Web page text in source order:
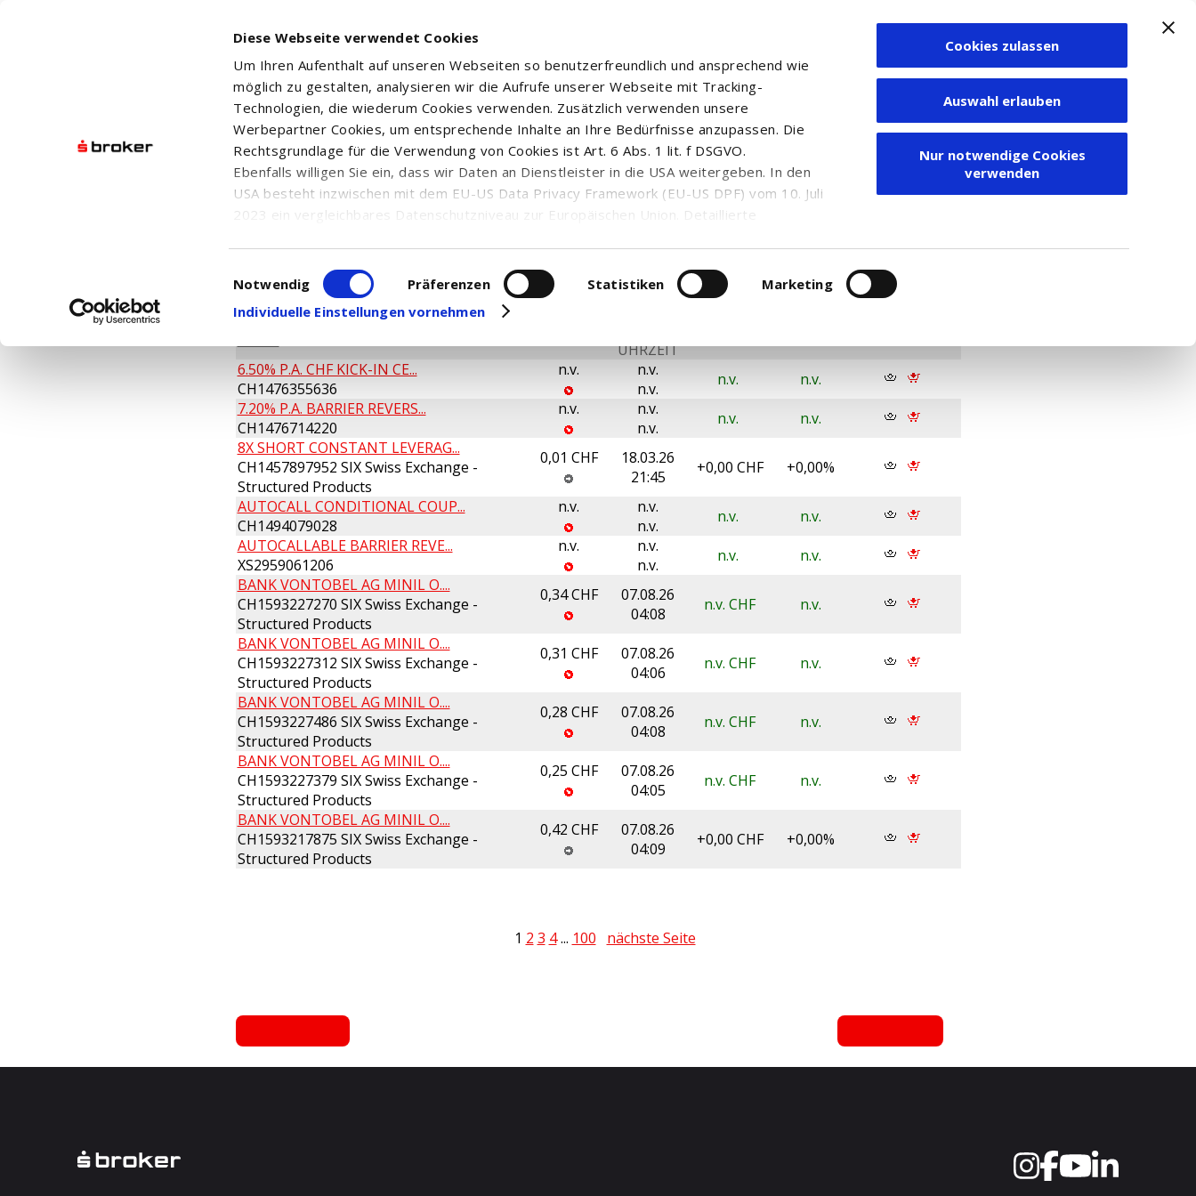
Diese Webseite verwendet Cookies
Um Ihren Aufenthalt auf unseren Webseiten so benutzerfreundlich und ansprechend wie
möglich zu gestalten, analysieren wir die Aufrufe unserer Webseite mit Tracking-
Technologien, die wiederum Cookies verwenden. Zusätzlich verwenden unsere
Werbepartner Cookies, um entsprechende Inhalte an Ihre Bedürfnisse anzupassen. Die
Rechtsgrundlage für die Verwendung von Cookies ist Art. 6 Abs. 1 lit. f DSGVO.
Ebenfalls willigen Sie ein, dass wir Daten an Dienstleister in die USA weitergeben. In den
USA besteht inzwischen mit dem EU-US Data Privacy Framework (EU-US DPF) vom 10. Juli
2023 ein vergleichbares Datenschutzniveau zur Europäischen Union. Detaillierte
in den USA, finden Sie auf unserer Seite zumDatenschutz. Dort können Sie Ihre
Einwilligung auch jederzeit widerrufen oder anpassen.
Einwilligungsauswahl
Notwendig Präferenzen Statistiken
Marketing
Individuelle Einstellungen vornehmen
Cookies zulassen
Auswahl erlauben
Nur notwendige Cookies
verwenden
Zum Depot
Suchergebnis
UHRZEIT
6.50% P.A. CHF KICK-IN CE...
CH1476355636
n.v.
n.v.
n.v.
n.v.
n.v.
7.20% P.A. BARRIER REVERS...
CH1476714220
n.v.
n.v.
n.v.
n.v.
n.v.
8X SHORT CONSTANT LEVERAG...
CH1457897952 SIX Swiss Exchange -
Structured Products
0,01 CHF
18.03.26
21:45
+0,00 CHF
+0,00%
AUTOCALL CONDITIONAL COUP...
CH1494079028
n.v.
n.v.
n.v.
n.v.
n.v.
AUTOCALLABLE BARRIER REVE...
XS2959061206
n.v.
n.v.
n.v.
n.v.
n.v.
BANK VONTOBEL AG MINIL O....
CH1593227270 SIX Swiss Exchange -
Structured Products
0,34 CHF
07.08.26
04:08
n.v. CHF
n.v.
BANK VONTOBEL AG MINIL O....
CH1593227312 SIX Swiss Exchange -
Structured Products
0,31 CHF
07.08.26
04:06
n.v. CHF
n.v.
BANK VONTOBEL AG MINIL O....
CH1593227486 SIX Swiss Exchange -
Structured Products
0,28 CHF
07.08.26
04:08
n.v. CHF
n.v.
BANK VONTOBEL AG MINIL O....
CH1593227379 SIX Swiss Exchange -
Structured Products
0,25 CHF
07.08.26
04:05
n.v. CHF
n.v.
BANK VONTOBEL AG MINIL O....
CH1593217875 SIX Swiss Exchange -
Structured Products
0,42 CHF
07.08.26
04:09
+0,00 CHF +0,00%
1 2 3 4... 100 nächste Seite